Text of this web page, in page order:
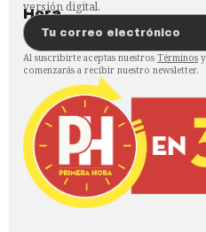
versión digital.
Al suscribirte aceptas nuestros Términos y
comenzarás a recibir nuestro newsletter.